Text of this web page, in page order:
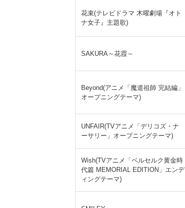
花束(テレビドラマ 木曜劇場『オト
ナ女子』主題歌)
SAKURA～花霞～
Beyond(アニメ「魔道祖師 完結編」
オープニングテーマ)
UNFAIR(TVアニメ「デリコズ・ナ
ーサリー」オープニングテーマ)
Wish(TVアニメ「ベルセルク黄金時
代篇 MEMORIAL EDITION」エンデ
ィングテーマ)